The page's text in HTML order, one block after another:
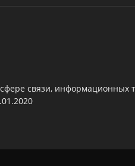
связи, информационных